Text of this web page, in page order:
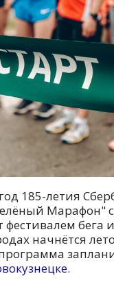
185-летия
Марафон"
фестивалем бега
начнётся
.